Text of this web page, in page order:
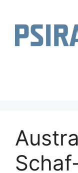
springen